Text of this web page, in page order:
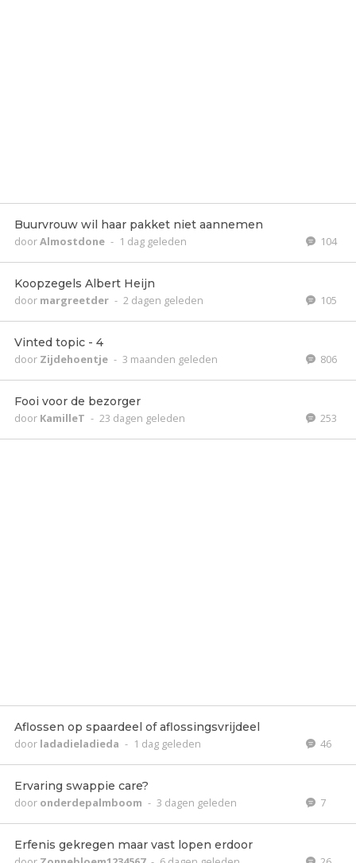
Buurvrouw wil haar pakket niet aannemen
doorAlmostdone - 1 dag geleden 104
Koopzegels Albert Heijn
door margreetder - 2 dagen geleden 105
Vinted topic - 4
door Zijdehoentje - 3 maanden geleden 806
Fooi voor de bezorger
door KamilleT - 23 dagen geleden 253
Aflossen op spaardeel of aflossingsvrijdeel
door ladadieladieda - 1 dag geleden 46
Ervaring swappie care?
door onderdepalmboom - 3 dagen geleden 7
Erfenis gekregen maar vast lopen erdoor